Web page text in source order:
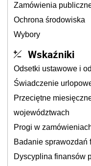
Zamówienia
Ochrona środowiska
Wybory
Wskaźniki
Odsetki ustawowe i
Świadczenie
Przeciętne
województwach
Progi w
Badanie sprawozdań
Dyscyplina finansów